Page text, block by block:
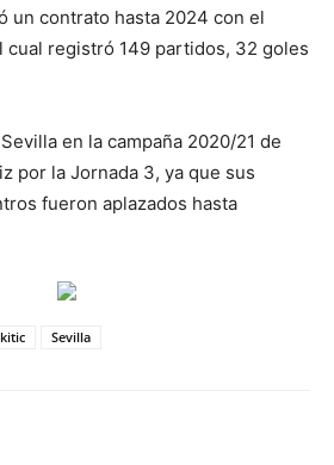
un contrato hasta 2024 con el
cual registró 149 partidos, 32 goles
en la campaña 2020/21 de
por la Jornada 3, ya que sus
fueron aplazados hasta
Sevilla